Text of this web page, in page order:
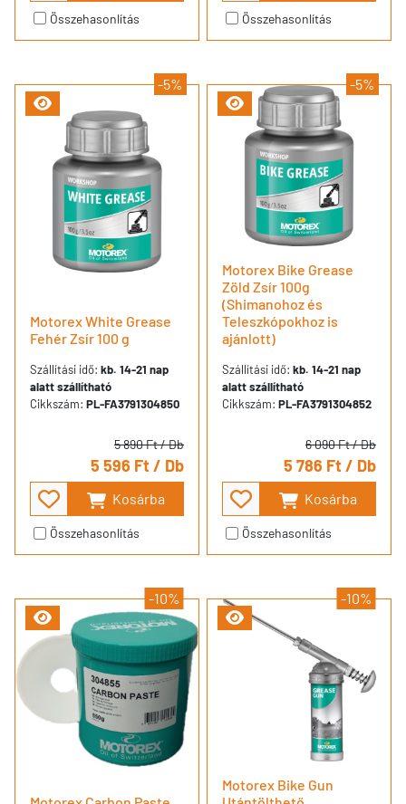
Összehasonlítás Összehasonlítás
-5%
Motorex White Grease
Fehér Zsír 100 g
Szállítási idő: kb. 14-21 nap
alatt szállítható
Cikkszám: PL-FA3791304850
5 890 Ft/ Db
5 596 Ft/ Db
Kosárba
Összehasonlítás
-5%
Motorex Bike Grease
Zöld Zsír 100g
(Shimanohoz és
Teleszkópokhoz is
ajánlott)
Szállítási idő: kb. 14-21 nap
alatt szállítható
Cikkszám: PL-FA3791304852
6 090 Ft/ Db
5 786 Ft/ Db
Kosárba
Összehasonlítás
-10% -10%
Motorex Bike Gun